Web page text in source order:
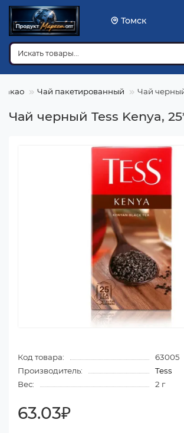
Томск
Чай пакетированный Чай
Чай черный Tess Kenya,
Код товара:
63005
Производитель:
Tess
Вес:
2 г
63.03₽